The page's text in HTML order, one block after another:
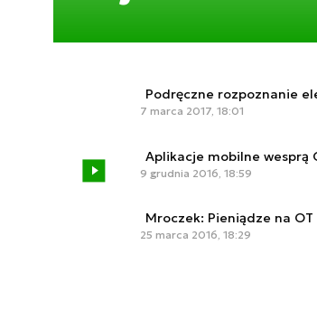
Podręczne rozpoznanie
7 marca 2017, 18:01
Aplikacje mobilne wesprą
9 grudnia 2016, 18:59
Mroczek: Pieniądze na
25 marca 2016, 18:29